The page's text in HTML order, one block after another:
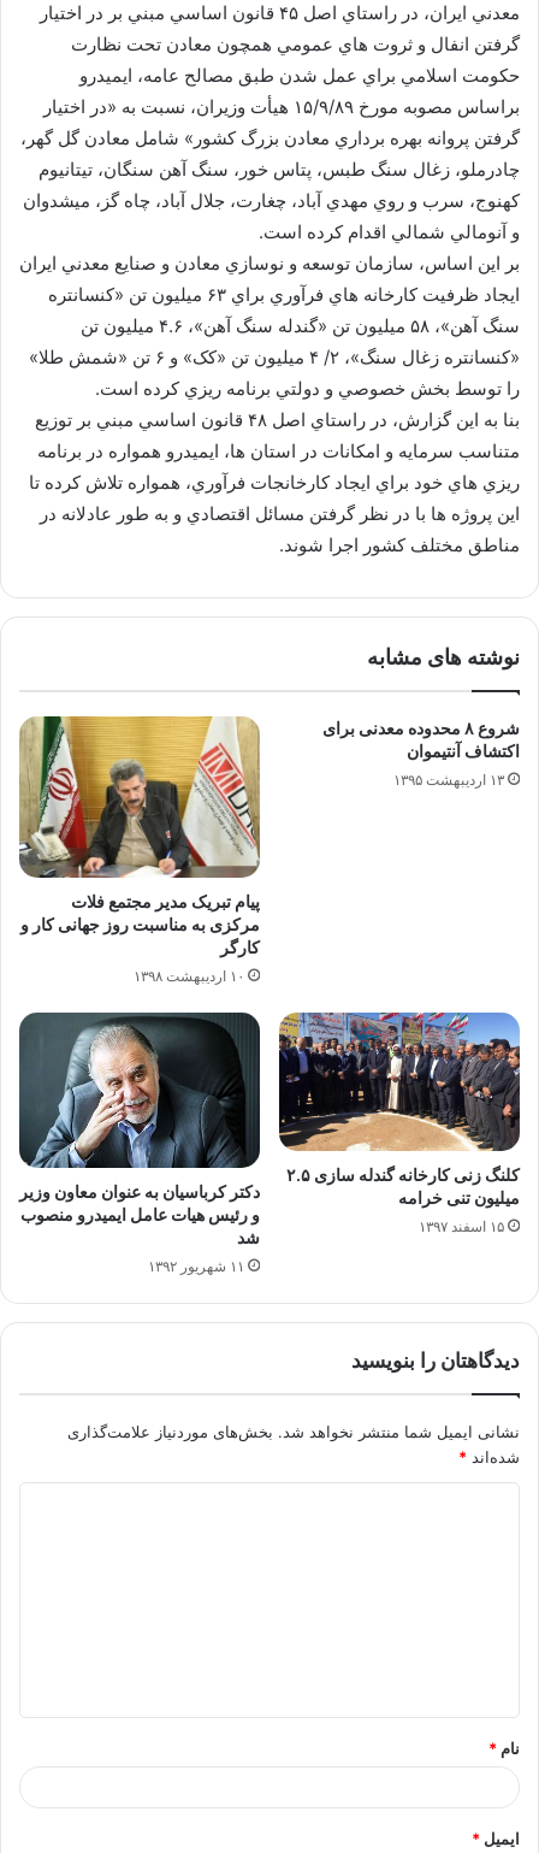
معدني ايران، در راستاي اصل ۴۵ قانون اساسي مبني بر در اختيار
گرفتن انفال و ثروت هاي عمومي همچون معادن تحت نظارت
حکومت اسلامي براي عمل شدن طبق مصالح عامه، ايميدرو
براساس مصوبه مورخ ۱۵/۹/۸۹ هيأت وزيران، نسبت به «در اختيار
گرفتن پروانه بهره برداري معادن بزرگ کشور» شامل معادن گل گهر،
چادرملو، زغال سنگ طبس، پتاس خور، سنگ آهن سنگان، تيتانيوم
کهنوج، سرب و روي مهدي آباد، چغارت، جلال آباد، چاه گز، ميشدوان
و آنومالي شمالي اقدام كرده است.
بر اين اساس، سازمان توسعه و نوسازي معادن و صنايع معدني ايران
ايجاد ظرفيت كارخانه هاي فرآوري براي ۶۳ ميليون تن «کنسانتره
سنگ آهن»، ۵۸ ميليون تن «گندله سنگ آهن»، ۴.۶ ميليون تن
«کنسانتره زغال سنگ»، ۲/ ۴ ميليون تن «کک» و ۶ تن «شمش طلا»
را توسط بخش خصوصي و دولتي برنامه ريزي كرده است.
بنا به اين گزارش، در راستاي اصل ۴۸ قانون اساسي مبني بر توزيع
متناسب سرمايه و امکانات در استان ها، ايميدرو همواره در برنامه
ريزي هاي خود براي ايجاد کارخانجات فرآوري، همواره تلاش كرده تا
اين پروژه ها با در نظر گرفتن مسائل اقتصادي و به طور عادلانه در
مناطق مختلف كشور اجرا شوند.
نوشته های مشابه
شروع ۸ محدوده معدنی برای
اکتشاف آنتیموان
۱۳ اردیبهشت ۱۳۹۵
پیام تبریک مدیر مجتمع فلات
مرکزی به مناسبت روز جهانی کار و
کارگر
۱۰ اردیبهشت ۱۳۹۸
کلنگ زنی کارخانه گندله سازی ۲.۵
میلیون تنی خرامه
۱۵ اسفند ۱۳۹۷
دکتر کرباسیان به عنوان معاون وزیر
و رئیس هیات عامل ایمیدرو منصوب
شد
۱۱ شهریور ۱۳۹۲
دیدگاهتان را بنویسید
نشانی ایمیل شما منتشر نخواهد شد. بخش‌های موردنیاز علامت‌گذاری
شده‌اند *
*
نام *
ایمیل *